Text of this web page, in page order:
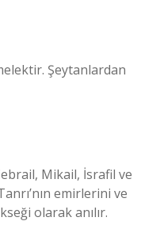
Şeytanlardan
Mikail, İsrafil ve
emirlerini ve
olarak anılır.